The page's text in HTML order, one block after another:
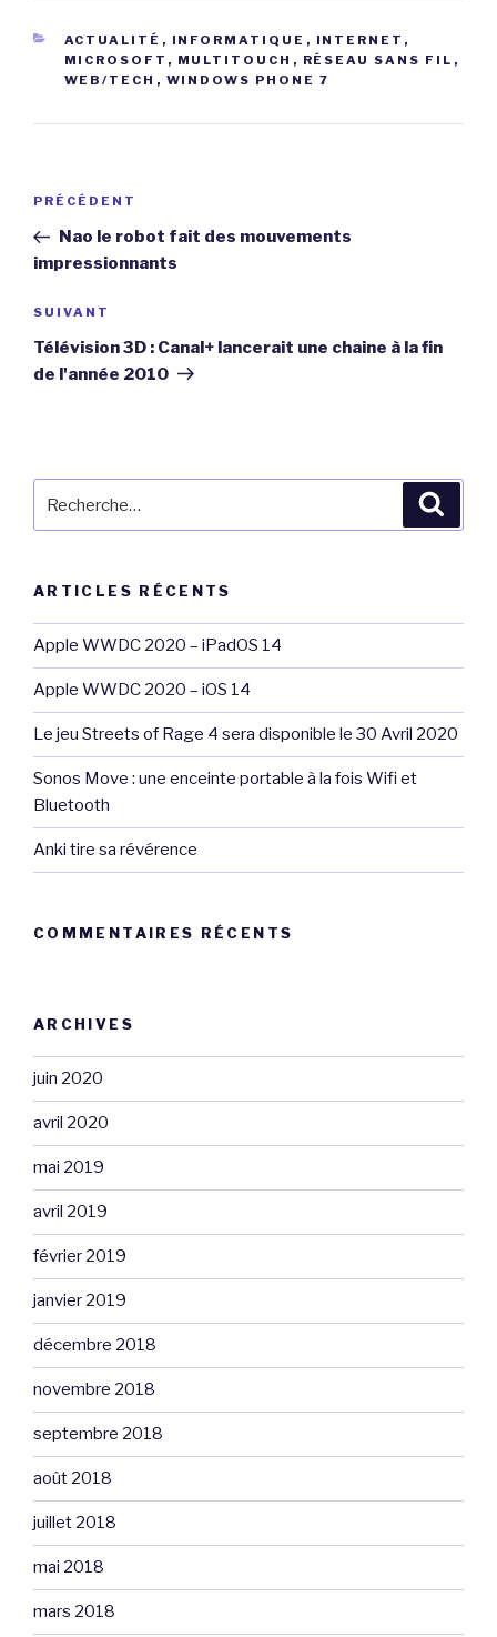
CATÉGORIES
ACTUALITÉ , INFORMATIQUE , INTERNET ,
MICROSOFT , MULTITOUCH , RÉSEAU SANS FIL ,
WEB/TECH , WINDOWS PHONE 7
Navigation
l’article
Article
précédent
PRÉCÉDENT
Nao le robot fait des mouvements
impressionnants
Article
suivant
SUIVANT
Télévision 3D : Canal+ lancerait une chaine à la fin
de l'année 2010
pour
ARTICLES RÉCENTS
Apple WWDC 2020 – iPadOS 14
Apple WWDC 2020 – iOS 14
Le jeu Streets of Rage 4 sera disponible le 30 Avril 2020
Sonos Move : une enceinte portable à la fois Wifi et
Bluetooth
Anki tire sa révérence
COMMENTAIRES RÉCENTS
ARCHIVES
juin 2020
avril 2020
mai 2019
avril 2019
février 2019
janvier 2019
décembre 2018
novembre 2018
septembre 2018
août 2018
juillet 2018
mai 2018
mars 2018